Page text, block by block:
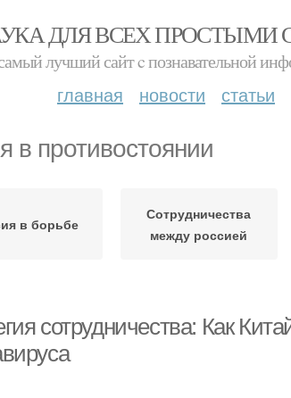
ДЛЯ ВСЕХ ПРОСТЫМИ
лучший сайт c познавательной
главная новости статьи
в противостоянии
в борьбе
Сотрудничества
между россией
сотрудничества: Как